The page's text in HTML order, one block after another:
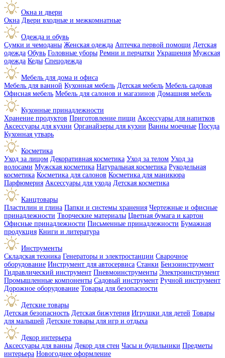
Окна и двери
Окна Двери входные и межкомнатные
Одежда и обувь
Сумки и чемоданы Женская одежда Аптечка первой помощи Детская
одежда Обувь Головные уборы Ремни и перчатки Украшения Мужская
одежда Кеды Спецодежда
Мебель для дома и офиса
Мебель для ванной Кухонная мебель Детская мебель Мебель садовая
Офисная мебель Мебель для салонов и магазинов Домашняя мебель
Кухонные принадлежности
Хранение продуктов Приготовление пищи Аксессуары для напитков
Аксессуары для кухни Органайзеры для кухни Ванны моечные Посуда
Кухонная утварь
Косметика
Уход за лицом Декоративная косметика Уход за телом Уход за
волосами Мужская косметика Натуральная косметика Рукодельная
косметика Косметика для салонов Косметика для маникюра
Парфюмерия Аксессуары для ухода Детская косметика
Канцтовары
Пластилин и глина Папки и системы хранения Чертежные и офисные
принадлежности Творческие материалы Цветная бумага и картон
Офисные принадлежности Письменные принадлежности Бумажная
продукция Книги и литература
Инструменты
Складская техника Генераторы и электростанции Сварочное
оборудование Инструмент для автосервиса Станки Бензоинструмент
Гидравлический инструмент Пневмоинструменты Электроинструмент
Промышленные компоненты Садовый инструмент Ручной инструмент
Дорожное оборудование Товары для безопасности
Детские товары
Детская безопасность Детская бижутерия Игрушки для детей Товары
для малышей Детские товары для игр и отдыха
Декор интерьера
Аксессуары для ванны Декор для стен Часы и будильники Предметы
интерьера Новогоднее оформление